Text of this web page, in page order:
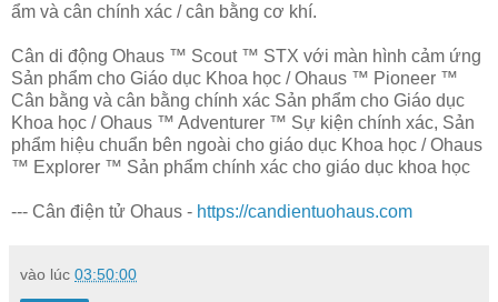
ẩm và cân chính xác / cân bằng cơ khí.
Cân di động Ohaus ™ Scout ™ STX với màn hình cảm ứng
Sản phẩm cho Giáo dục Khoa học / Ohaus ™ Pioneer ™
Cân bằng và cân bằng chính xác Sản phẩm cho Giáo dục
Khoa học / Ohaus ™ Adventurer ™ Sự kiện chính xác, Sản
phẩm hiệu chuẩn bên ngoài cho giáo dục Khoa học / Ohaus
™ Explorer ™ Sản phẩm chính xác cho giáo dục khoa học
--- Cân điện tử Ohaus - https://candientuohaus.com
vào lúc 03:50:00